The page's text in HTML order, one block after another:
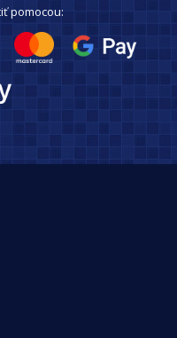
pomocou: